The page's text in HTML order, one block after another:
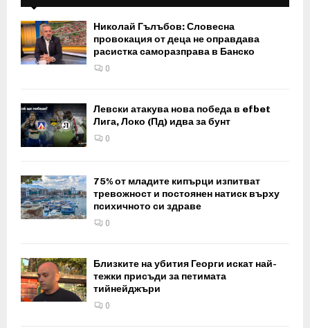
Николай Гълъбов: Словесна
провокация от деца не оправдава
расистка саморазправа в Банско
0
Левски атакува нова победа в efbet
Лига, Локо (Пд) идва за бунт
0
75% от младите кипърци изпитват
тревожност и постоянен натиск върху
психичното си здраве
0
Близките на убития Георги искат най-
тежки присъди за петимата
тийнейджъри
0